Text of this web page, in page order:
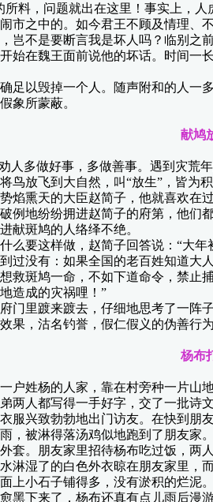
料，问题就出在这里！事实上，
市之中的。如今君王不顾及情理
岂不是要断言我是坏人吗？临别之
在魏王面前说他的坏话。时间一
以毁掉一个人。随声附和的人一
象所蒙蔽。
献鸠
多做好事，多做善事。遇到灾荒
鸟放飞到大自然，叫“放生”，皆为
熏天的大臣赵简子，他就喜欢在过
地纷纷拥进赵简子的府第，他们
献斑鸠的人络绎不绝。
要这样做，赵简子回答说：“大年
过没有：如果全国的老百姓知道
救斑鸠一命，不如下道命令，禁
造成的灾祸哩！”
里踱来踱去，仔细地思考了一阵
，沽名钓誉，假仁假义的伪善行为
杨布
姓杨的人家，靠在村旁种一片山
两人都写得一手好字，交了一批诗文
兴致勃勃地出门访友。在快到朋
，被淋得落汤鸡似地跑到了朋友
套。朋友家里招待杨布吃过饭，
淋湿了的白色外衣晾在朋友家里，
小石子铺得多，没有淤积的烂泥
黑下来了，杨布还真有点儿雨后